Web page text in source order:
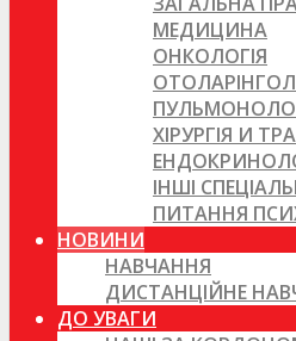
МЕДИЦИНА
ОНКОЛОГІЯ
ХІРУРГІЯ И
ІНШІ
ПИТАННЯ
НОВИНИ
НАВЧАННЯ
ДИСТАНЦІЙНЕ
ДО УВАГИ